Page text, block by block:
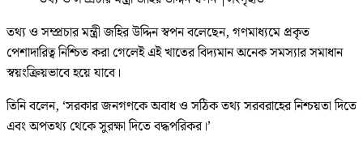
তথ্য ও সম্প্রচার মন্ত্রী জহির উদ্দিন স্বপন বলেছেন, গণমাধ্যমে প্রকৃত
পেশাদারিত্ব নিশ্চিত করা গেলেই এই খাতের বিদ্যমান অনেক সমস্যার সমাধান
স্বয়ংক্রিয়ভাবে হয়ে যাবে।
তিনি বলেন, ‘সরকার জনগণকে অবাধ ও সঠিক তথ্য সরবরাহের নিশ্চয়তা দিতে
এবং অপতথ্য থেকে সুরক্ষা দিতে বদ্ধপরিকর।’